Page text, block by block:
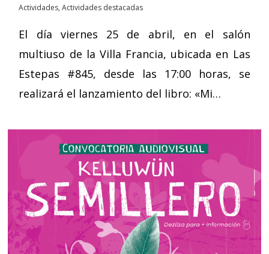
Actividades,Actividades destacadas
El día viernes 25 de abril, en el salón
multiuso de la Villa Francia, ubicada en Las
Estepas #845, desde las 17:00 horas, se
realizará el lanzamiento del libro: «Mi…